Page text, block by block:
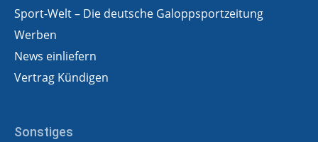
Sport-Welt – Die deutsche Galoppsportzeitung
Werben
News einliefern
Vertrag Kündigen
Sonstiges